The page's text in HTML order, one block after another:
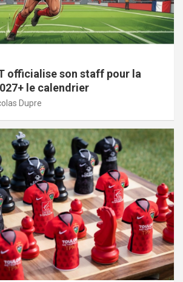
officialise son staff pour la
le calendrier
Dupre